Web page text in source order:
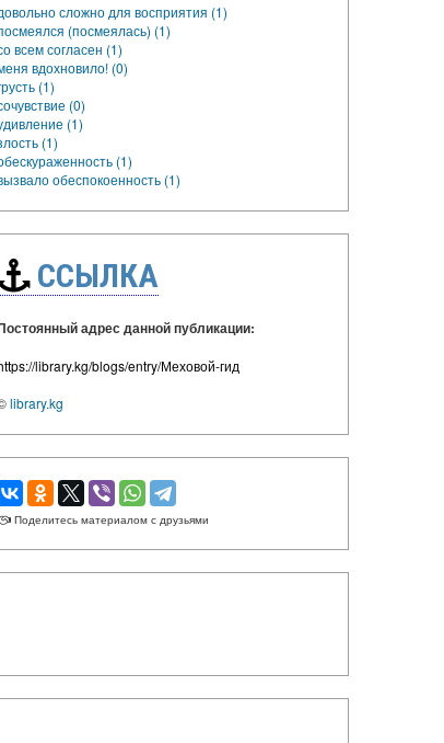
сложно для восприятия (1)
(посмеялась) (1)
всем согласен (1)
вдохновило! (0)
(1)
(0)
(1)
(1)
(1)
обеспокоенность (1)
ССЫЛКА
адрес данной публикации:
library.kg/blogs/entry/Меховой-гид
library.kg
Поделитесь материалом с друзьями